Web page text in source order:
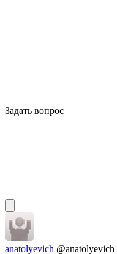
Задать вопрос
anatolyevich @anatolyevich